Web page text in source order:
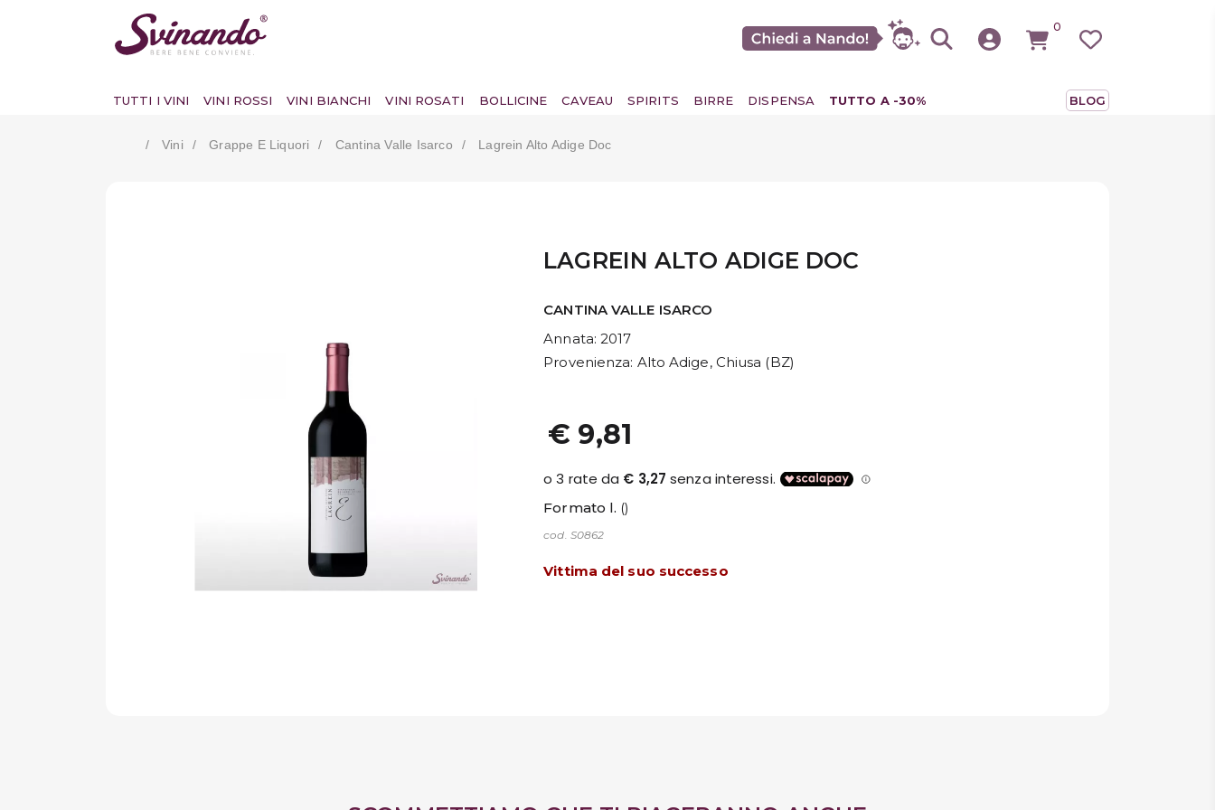
0
TUTTI I VINI VINI ROSSI VINI BIANCHI VINI ROSATI BOLLICINE CAVEAU SPIRITS BIRRE DISPENSA TUTTO A -30% BLOG
Vini Grappe E Liquori Cantina Valle Isarco Lagrein Alto Adige Doc
LAGREIN ALTO ADIGE DOC
CANTINA VALLE ISARCO
Annata: 2017
Provenienza: Alto Adige, Chiusa (BZ)
€ 9,81
Formato l. ()
cod. S0862
Vittima del suo successo